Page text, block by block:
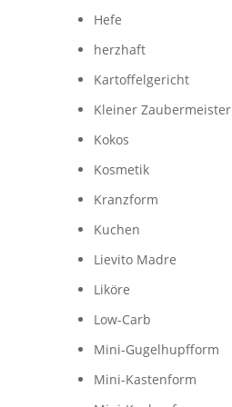
Hefe
herzhaft
Kartoffelgericht
Kleiner Zaubermeister
Kokos
Kosmetik
Kranzform
Kuchen
Lievito Madre
Liköre
Low-Carb
Mini-Gugelhupfform
Mini-Kastenform